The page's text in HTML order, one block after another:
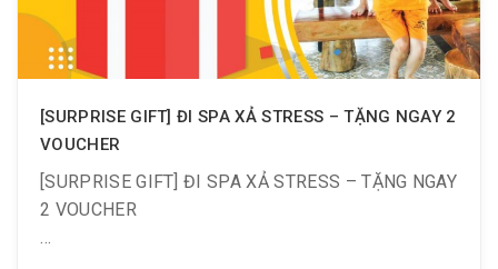
? Xin chúc mừng những gương mặt vàng sau đây
nhận 2 voucher trị giá 670.000 VND:
[SURPRISE GIFT] ĐI SPA XẢ STRESS – TẶNG NGAY 2
VOUCHER
[SURPRISE GIFT] ĐI SPA XẢ STRESS – TẶNG NGAY
2 VOUCHER